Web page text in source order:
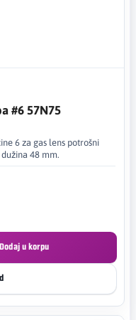
#6 57N75
6 za gas lens potrošni
48 mm.
Dodaj u korpu